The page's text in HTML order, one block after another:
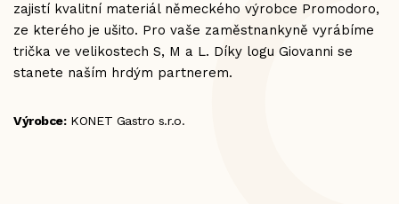
zajistí kvalitní materiál německého výrobce Promodoro,
ze kterého je ušito. Pro vaše zaměstnankyně vyrábíme
trička ve velikostech S, M a L. Díky logu Giovanni se
stanete naším hrdým partnerem.
Výrobce:KONET Gastro s.r.o.